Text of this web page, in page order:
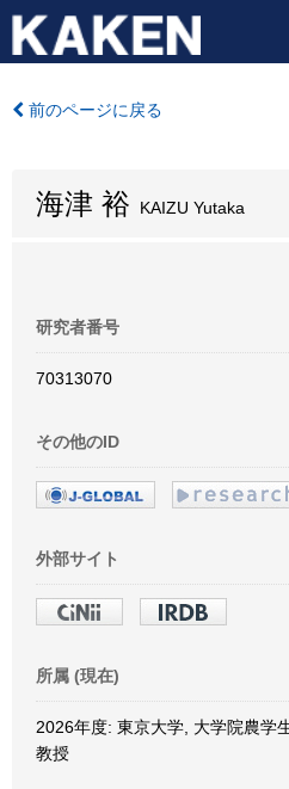
前のページに戻る
海津 裕 KAIZU Yutaka
研究者番号
70313070
その他のID
外部サイト
所属 (現在)
2026年度: 東京大学, 大学院農学
教授